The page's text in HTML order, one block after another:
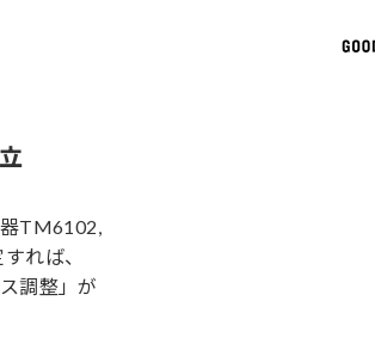
TM6102,
れば、
調整」が